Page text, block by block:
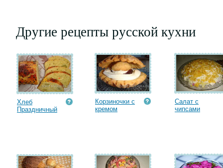
Другие рецепты русской кухни
Хлеб
Праздничный
Корзиночки с
кремом
Салат с
чипсами